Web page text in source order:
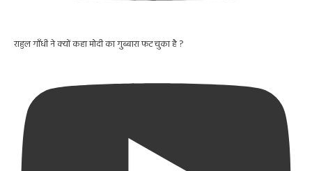
राहुल गाँधी ने क्यों कहा मोदी का गुब्बारा फट चुका है ?